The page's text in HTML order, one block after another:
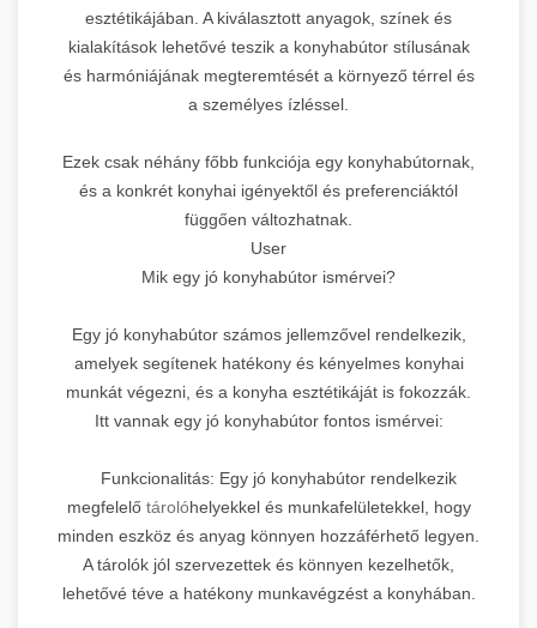
esztétikájában. A kiválasztott anyagok, színek és
kialakítások lehetővé teszik a konyhabútor stílusának
és harmóniájának megteremtését a környező térrel és
a személyes ízléssel.
Ezek csak néhány főbb funkciója egy konyhabútornak,
és a konkrét konyhai igényektől és preferenciáktól
függően változhatnak.
User
Mik egy jó konyhabútor ismérvei?
Egy jó konyhabútor számos jellemzővel rendelkezik,
amelyek segítenek hatékony és kényelmes konyhai
munkát végezni, és a konyha esztétikáját is fokozzák.
Itt vannak egy jó konyhabútor fontos ismérvei:
Funkcionalitás: Egy jó konyhabútor rendelkezik
megfelelőtárolóhelyekkel és munkafelületekkel, hogy
minden eszköz és anyag könnyen hozzáférhető legyen.
A tárolók jól szervezettek és könnyen kezelhetők,
lehetővé téve a hatékony munkavégzést a konyhában.